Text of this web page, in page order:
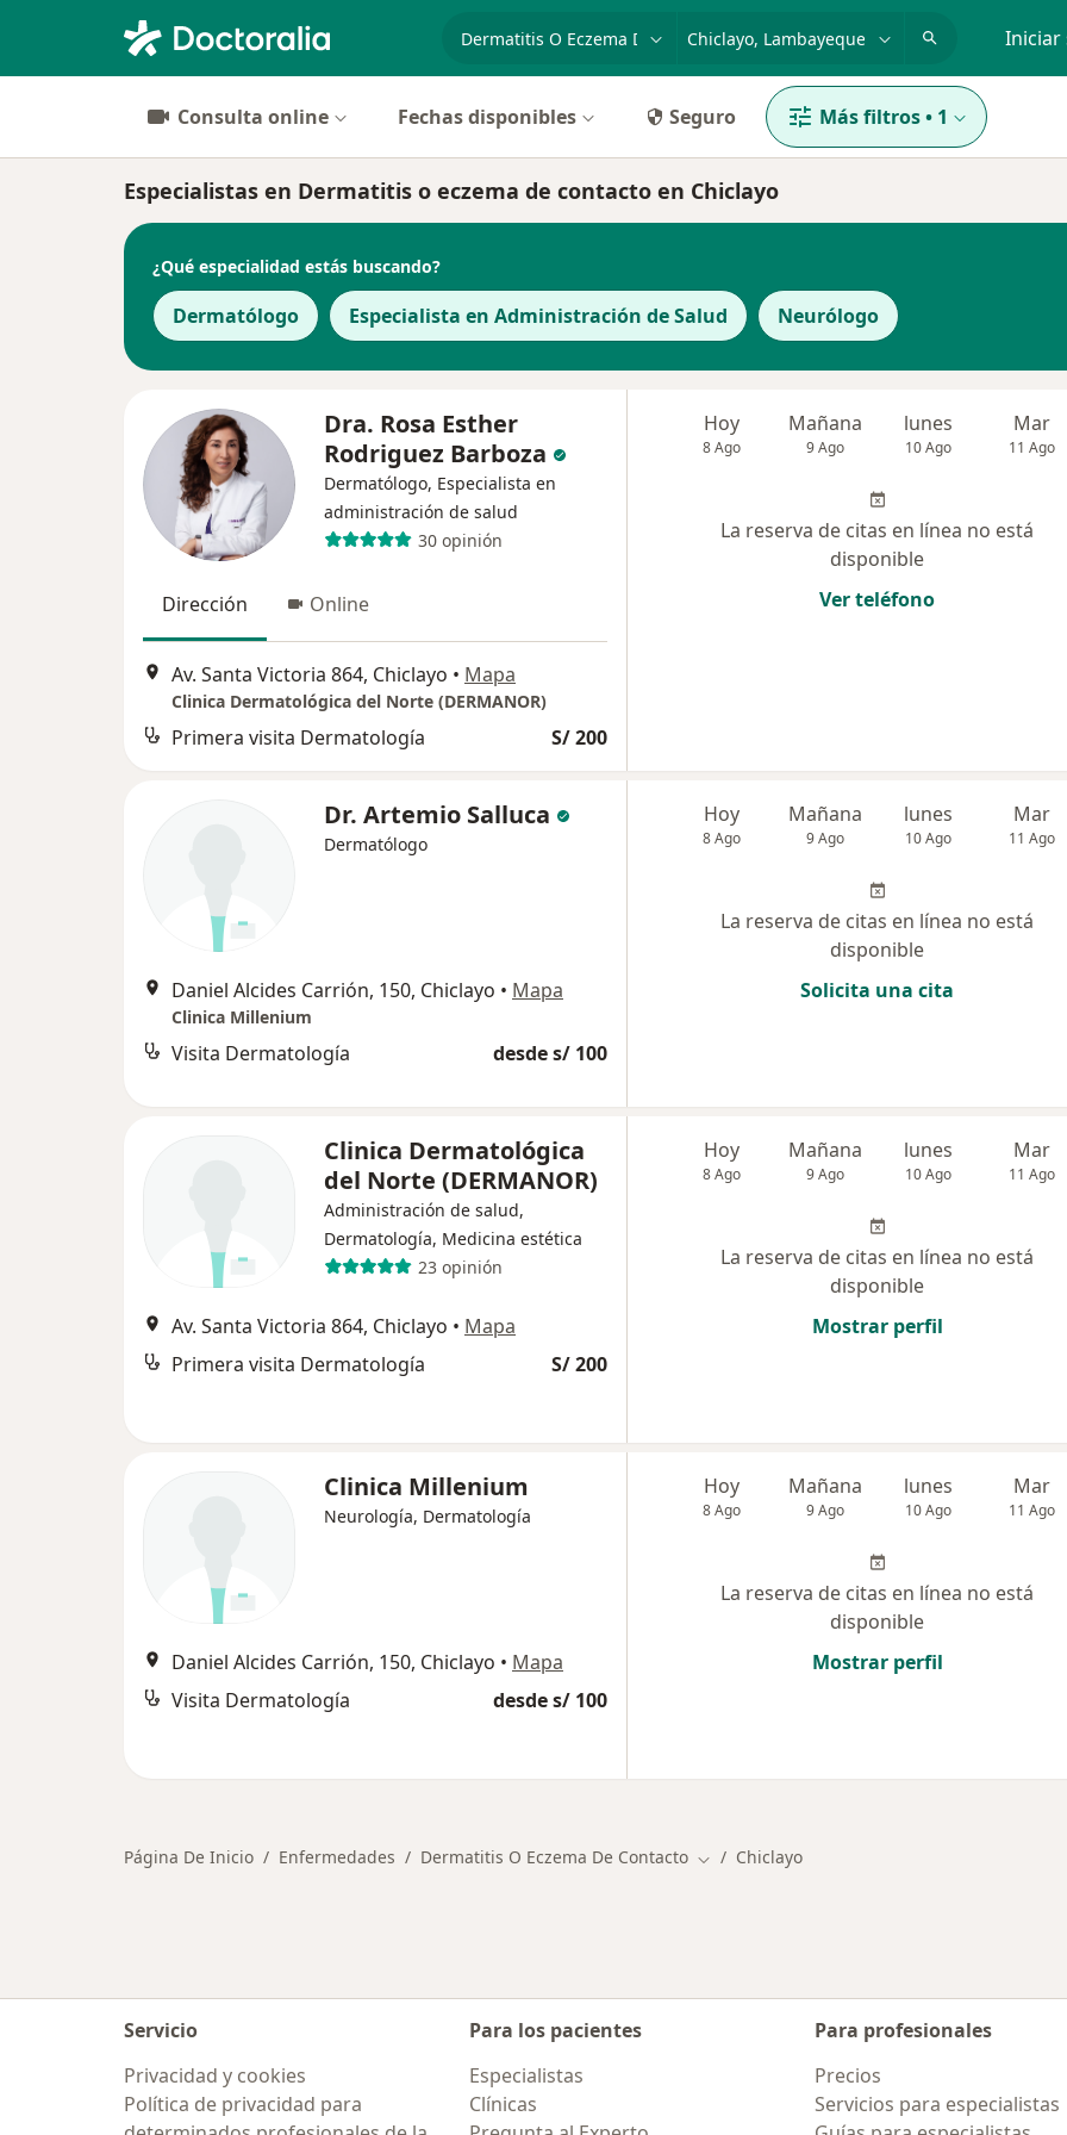
Iniciar
Consulta online Fechas disponibles Seguro Más filtros• 1
Especialistas en Dermatitis o eczema de contacto en Chiclayo
¿Qué especialidad estás buscando?
Dermatólogo Especialista en Administración de Salud Neurólogo
Dra. Rosa Esther
Rodriguez Barboza
Dermatólogo, Especialista en
administración de salud
30 opinión
Dirección Online
Av. Santa Victoria 864, Chiclayo • Mapa
Clinica Dermatológica del Norte (DERMANOR)
Primera visita Dermatología S/ 200
Hoy
8 Ago
Mañana
9 Ago
lunes
10 Ago
Mar
11 Ago
La reserva de citas en línea no está
disponible
Ver teléfono
Dr. Artemio Salluca
Dermatólogo
Daniel Alcides Carrión, 150, Chiclayo • Mapa
Clinica Millenium
Visita Dermatología desde s/ 100
Hoy
8 Ago
Mañana
9 Ago
lunes
10 Ago
Mar
11 Ago
La reserva de citas en línea no está
disponible
Solicita una cita
Clinica Dermatológica
del Norte (DERMANOR)
Administración de salud,
Dermatología, Medicina estética
23 opinión
Av. Santa Victoria 864, Chiclayo • Mapa
Primera visita Dermatología
S/ 200
Hoy
8 Ago
Mañana
9 Ago
lunes
10 Ago
Mar
11 Ago
La reserva de citas en línea no está
disponible
Mostrar perfil
Clinica Millenium
Neurología, Dermatología
Daniel Alcides Carrión, 150, Chiclayo • Mapa
Visita Dermatología
desde s/ 100
Hoy
8 Ago
Mañana
9 Ago
lunes
10 Ago
Mar
11 Ago
La reserva de citas en línea no está
disponible
Mostrar perfil
Página De Inicio Enfermedades Dermatitis O Eczema De Contacto Cambiar de ciudad
Chiclayo
Servicio
Privacidad y cookies
Política de privacidad para
Para los pacientes
Especialistas
Clínicas
Para profesionales
Precios
Servicios para especialistas